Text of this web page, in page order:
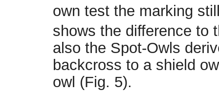
own test the marking
shows the difference to
also the Spot-Owls
backcross to a shield
owl (Fig. 5).